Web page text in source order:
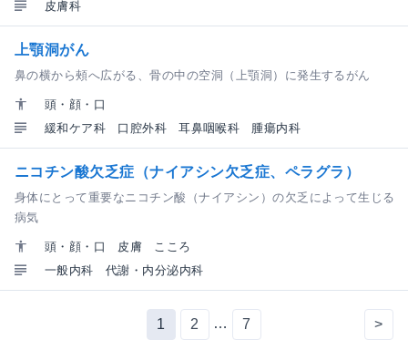
皮膚科
上顎洞がん
鼻の横から頰へ広がる、骨の中の空洞（上顎洞）に発生するがん
頭・顔・口
緩和ケア科
口腔外科 耳鼻咽喉科 腫瘍内科
ニコチン酸欠乏症（ナイアシン欠乏症、ペラグラ）
身体にとって重要なニコチン酸（ナイアシン）の欠乏によって生じる
病気
頭・顔・口 皮膚
こころ
一般内科
代謝・内分泌内科
1 2 … 7 >